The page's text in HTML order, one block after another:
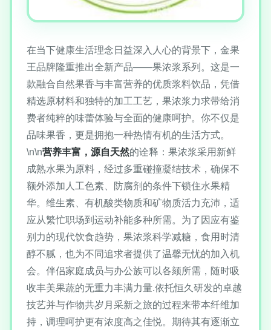
在当下健康生活理念日益深入人心的背景下，金果
王品牌隆重推出全新产品——果浓浆系列。这是一
款融合自然果香与丰富营养的优质浆料饮品，凭借
精选原材料和独特的加工工艺，果浓浆力求带给消
费者纯粹的味蕾体验与全面的健康呵护。你不仅是
品味果香，更是拥抱一种热情有机的生活方式。
\n\n营养丰富，源自天然的诠释：果浓浆采用新鲜
成熟水果为原料，经过多重碰撞凝结技术，确保不
额外添加人工色素、防腐剂的条件下锁住水果精
华。维生素、有机酸类物质和矿物质活力充沛，适
应从繁忙职场到运动补能多种所需。为了因应有鉴
别力的现代饮食趋势，果浓浆科学减糖，食用时清
醇不腻，也为不同追求者提供了温馨无忧的加入机
会。伴侣家庭成员与办公族可以各颏所需，随时吸
收丰美果蔬的无重力丰满力量.依托恒久研发的卓越
技艺并与作物共岁月采新之旅的过程来带本纤维加
持，调理呵护更有浓度高之佳悦。期待其有逐渐立